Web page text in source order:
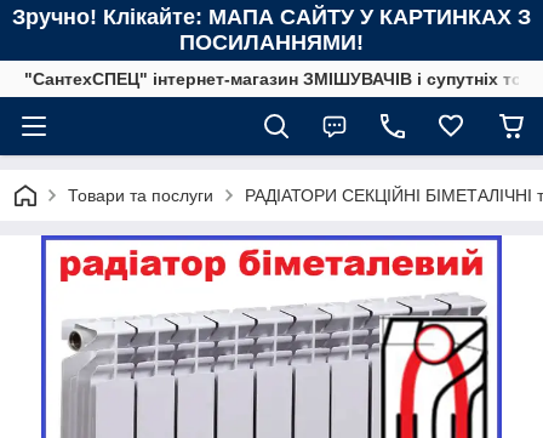
Зручно! Клікайте: МАПА САЙТУ У КАРТИНКАХ З
ПОСИЛАННЯМИ!
"СантехСПЕЦ" інтернет-магазин ЗМІШУВАЧІВ і супутніх
Товари та послуги РАДІАТОРИ СЕКЦІЙНІ БІМЕТАЛІЧНІ